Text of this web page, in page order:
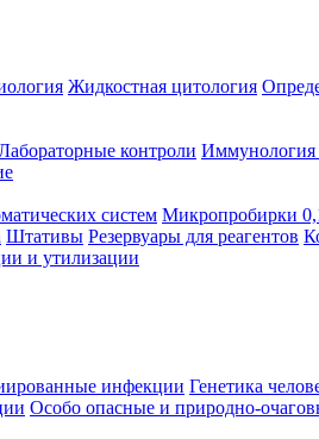
Жидкостная цитология
контроли Иммунология
систем Микропробирки
Штативы Резервуары для реагентов
и утилизации
инфекции Генетика
Особо опасные и природно-